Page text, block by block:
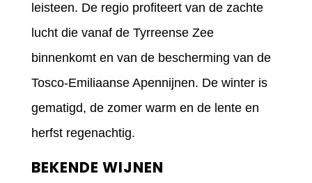
leisteen. De regio profiteert van de zachte
lucht die vanaf de Tyrreense Zee
binnenkomt en van de bescherming van de
Tosco-Emiliaanse Apennijnen. De winter is
gematigd, de zomer warm en de lente en
herfst regenachtig.
BEKENDE WIJNEN